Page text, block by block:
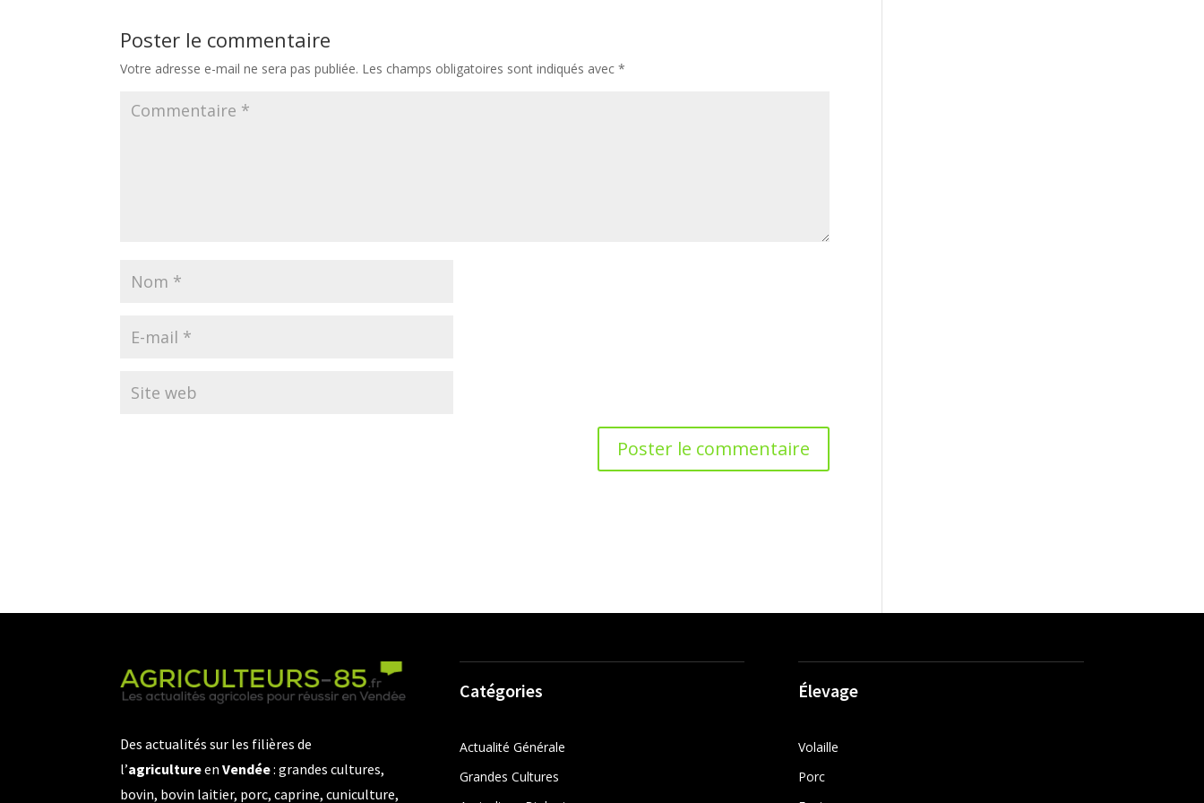
Poster le commentaire
Votre adresse e-mail ne sera pas publiée. Les champs obligatoires sont indiqués avec*
Des actualités sur les filières de
l’agricultureenVendée: grandes cultures,
bovin, bovin laitier, porc, caprine, cuniculture,
Catégories
Actualité Générale
Grandes Cultures
Élevage
Volaille
Porc